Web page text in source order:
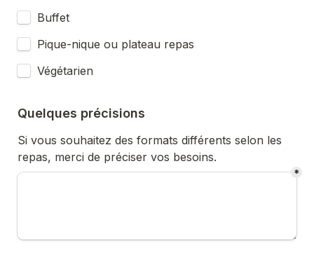
Buffet
Pique-nique ou plateau repas
Végétarien
Quelques précisions
Si vous souhaitez des formats différents selon les
repas, merci de préciser vos besoins.
*